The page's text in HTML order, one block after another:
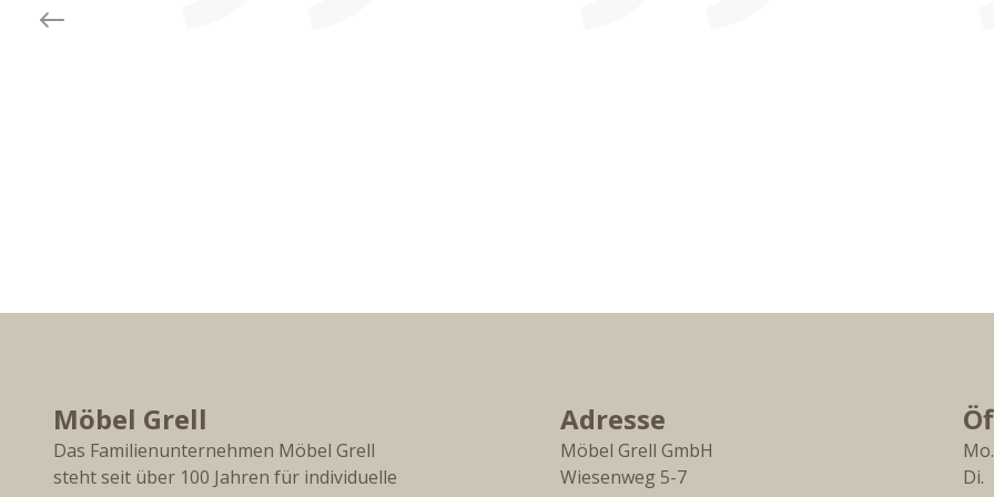
Möbel Grell
Das Familienunternehmen Möbel Grell
steht seit über 100 Jahren für individuelle
Adresse
Möbel Grell GmbH
Wiesenweg 5-7
Di.